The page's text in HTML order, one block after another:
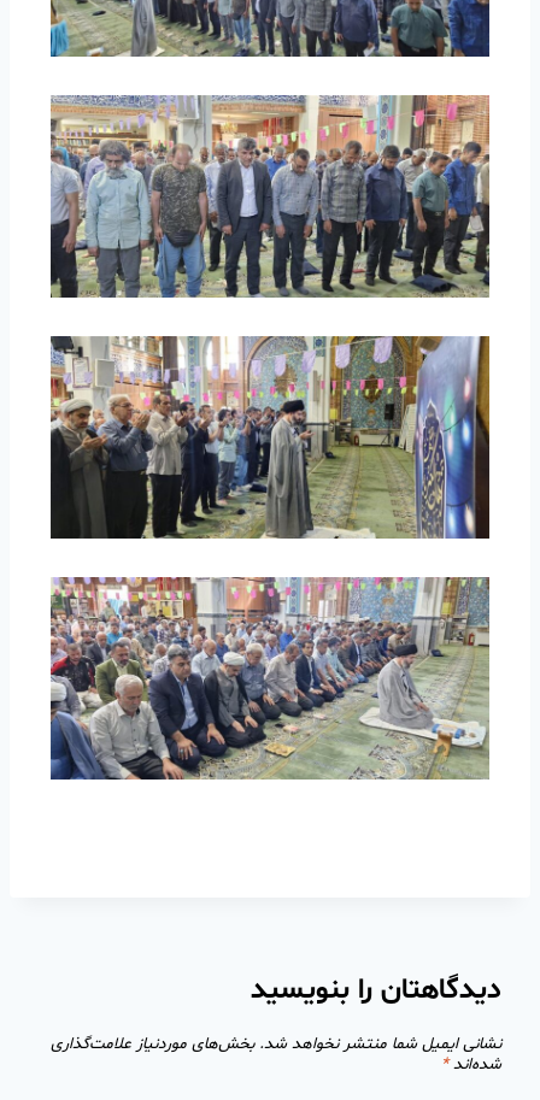
دیدگاهتان را بنویسید
نشانی ایمیل شما منتشر نخواهد شد. بخش‌های موردنیاز علامت‌گذاری
شده‌اند*